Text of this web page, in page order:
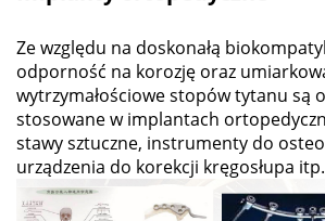
Ze względu na doskonałą
odporność na korozję oraz
wytrzymałościowe stopów tytanu są
stosowane w implantach
stawy sztuczne, instrumenty do
urządzenia do korekcji kręgosłupa itp.